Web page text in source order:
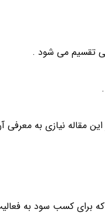
مقاله نیازی به معرفی
برای کسب سود به